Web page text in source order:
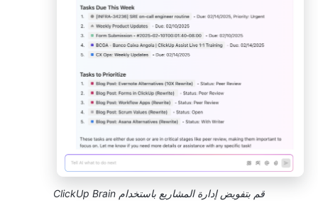
قم بتفويض إدارة المشاريع باستخدام ClickUp Brain